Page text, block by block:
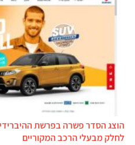
לחלק מבעלי הרכב המקוריים